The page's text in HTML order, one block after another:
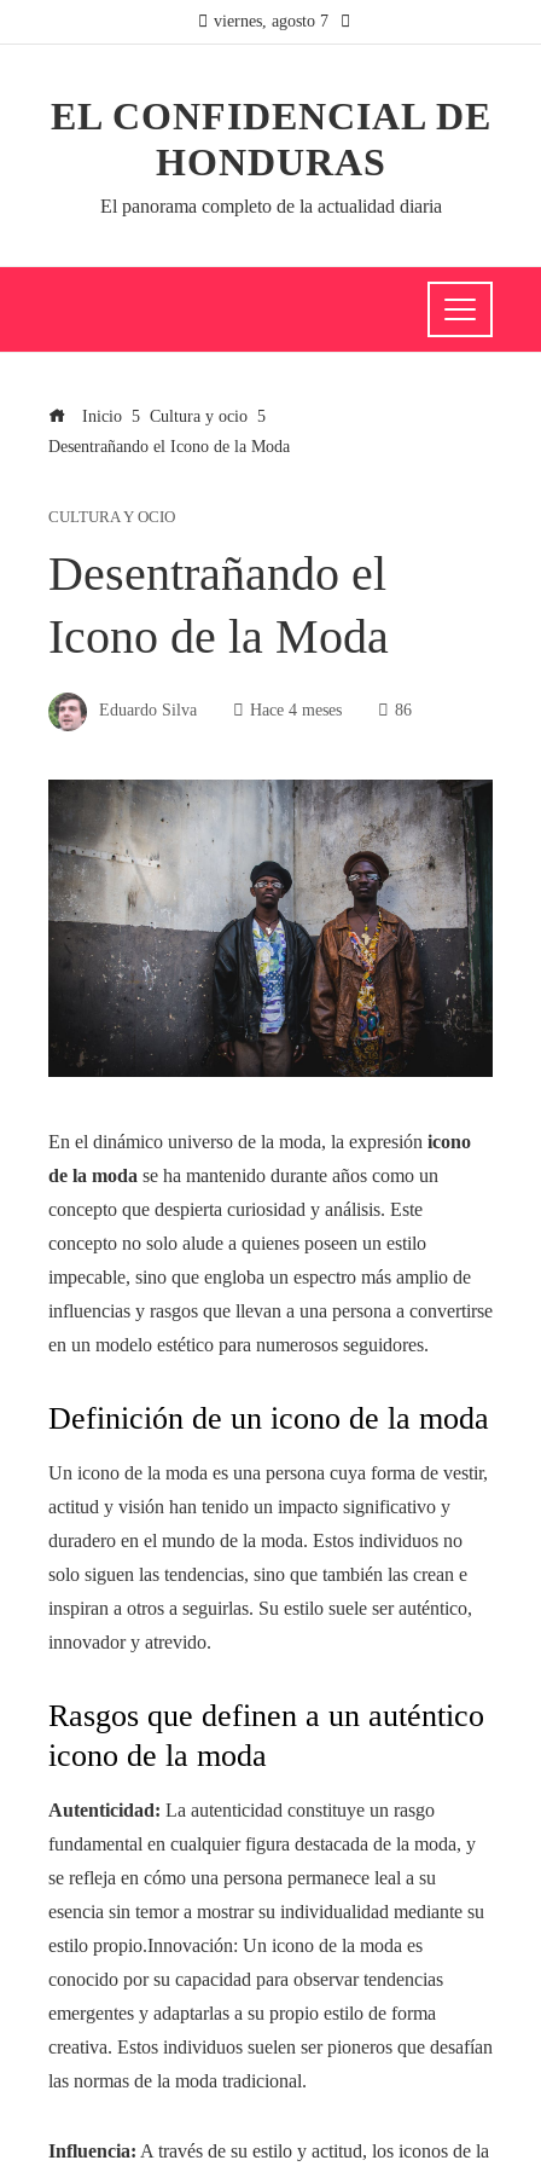
viernes, agosto 7
EL CONFIDENCIAL DE
HONDURAS
El panorama completo de la actualidad diaria
Inicio
Cultura y ocio
Desentrañando el Icono de la Moda
CULTURA Y OCIO
Desentrañando el
Icono de la Moda
Eduardo Silva Hace 4 meses 86
En el dinámico universo de la moda, la expresión icono
de la moda se ha mantenido durante años como un
concepto que despierta curiosidad y análisis. Este
concepto no solo alude a quienes poseen un estilo
impecable, sino que engloba un espectro más amplio de
influencias y rasgos que llevan a una persona a convertirse
en un modelo estético para numerosos seguidores.
Definición de un icono de la moda
Un icono de la moda es una persona cuya forma de vestir,
actitud y visión han tenido un impacto significativo y
duradero en el mundo de la moda. Estos individuos no
solo siguen las tendencias, sino que también las crean e
inspiran a otros a seguirlas. Su estilo suele ser auténtico,
innovador y atrevido.
Rasgos que definen a un auténtico
icono de la moda
Autenticidad: La autenticidad constituye un rasgo
fundamental en cualquier figura destacada de la moda, y
se refleja en cómo una persona permanece leal a su
esencia sin temor a mostrar su individualidad mediante su
estilo propio.Innovación: Un icono de la moda es
conocido por su capacidad para observar tendencias
emergentes y adaptarlas a su propio estilo de forma
creativa. Estos individuos suelen ser pioneros que desafían
las normas de la moda tradicional.
Influencia: A través de su estilo y actitud, los iconos de la